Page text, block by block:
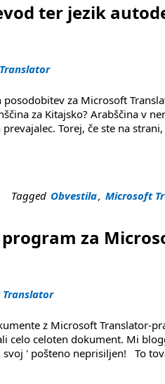
ter jezik
za Microsoft
za Kitajsko? Arabščina v
Torej, če ste na
zdaj pri roki zakaj
Tagged Obvestila, Microsoft
za
z Microsoft Translator-
celo celoten dokument. Mi
' pošteno neprisiljen! To